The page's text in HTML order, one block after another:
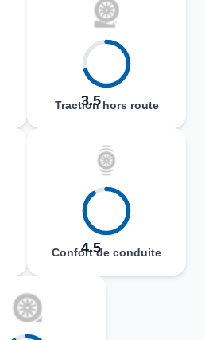
3.5
Traction hors route
4.5
Confort de conduite